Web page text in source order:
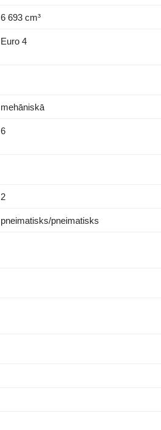
6 693 cm³
Euro 4
mehāniskā
6
2
pneimatisks/pneimatisks